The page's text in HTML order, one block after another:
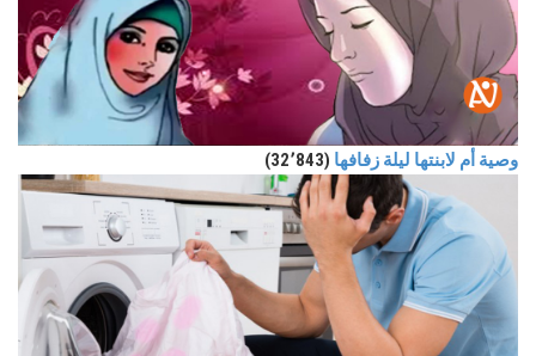
وصية أم لابنتها ليلة زفافها (32٬843)